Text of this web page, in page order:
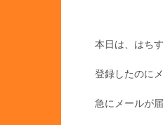
本日は、はち
登録したのに
急にメールが